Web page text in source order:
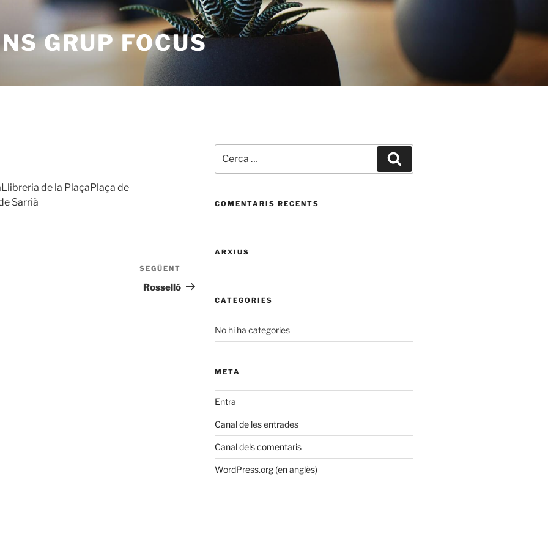
GRUP FOCUS
de la PlaçaPlaça de
Sarrià
següent
SEGÜENT
Rosselló
COMENTARIS RECENTS
ARXIUS
CATEGORIES
No hi ha categories
META
Entra
Canal de les entrades
Canal dels comentaris
WordPress.org (en anglès)